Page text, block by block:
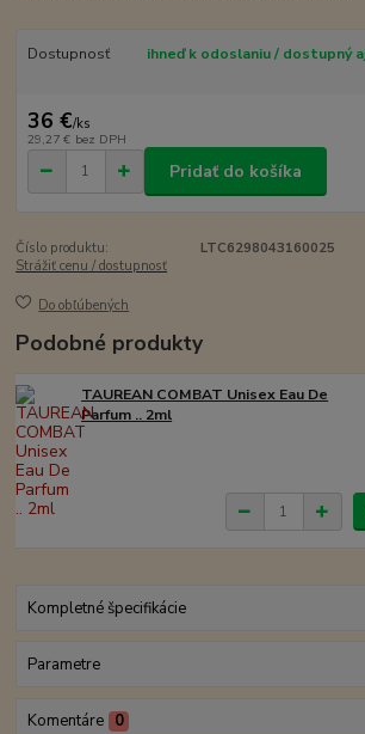
Dostupnosť ihneď k odoslaniu / dostupný
36 €/ks
29,27 € bez DPH
Pridať do košíka
Číslo produktu:
LTC6298043160025
Strážiť cenu / dostupnosť
Do obľúbených
Podobné produkty
TAUREAN COMBAT Unisex Eau De
Parfum .. 2ml
Kompletné špecifikácie
Parametre
Komentáre 0